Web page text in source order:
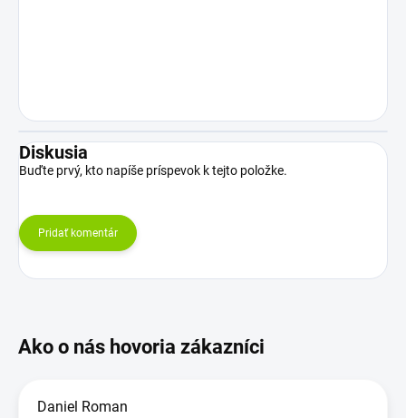
Diskusia
Buďte prvý, kto napíše príspevok k tejto položke.
Pridať komentár
Daniel Roman